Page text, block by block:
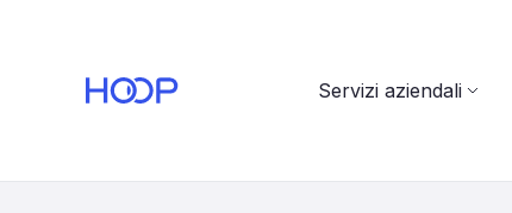
Servizi aziendali